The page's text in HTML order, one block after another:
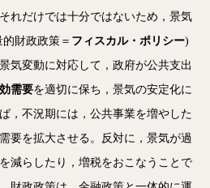
れだけでは十分ではないため，景気
財政政策＝ フィスカル・ポリシー)
気変動に対応して，政府が公共支出
需要を適切に保ち，景気の安定化に
，不況期には，公共事業を増やした
要を拡大させる。反対に，景気が過
減らしたり，増税をおこなうことで